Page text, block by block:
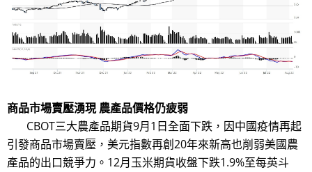
商品市場賣壓湧現 農產品價格仍疲弱
CBOT三大農產品期貨9月1日全面下跌，因中國疫情再起
引發商品市場賣壓，美元指數再創20年來新高也削弱美國農
產品的出口競爭力。12月玉米期貨收盤下跌1.9%至每英斗